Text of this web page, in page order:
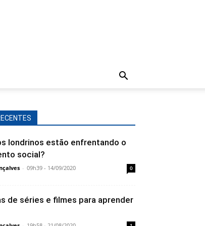
londrinos estão enfrentando o
social?
- 09h39 - 14/09/2020 0
de séries e filmes para aprender